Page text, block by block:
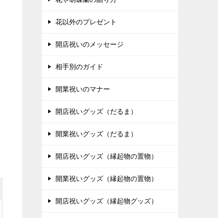
花以外のプレゼント
開店祝いのメッセージ
相手別のガイド
開業祝いのマナー
開店祝いグッズ（だるま）
開業祝いグッズ（だるま）
開店祝いグッズ（縁起物の置物）
開業祝いグッズ（縁起物の置物）
開店祝いグッズ（縁起物グッズ）